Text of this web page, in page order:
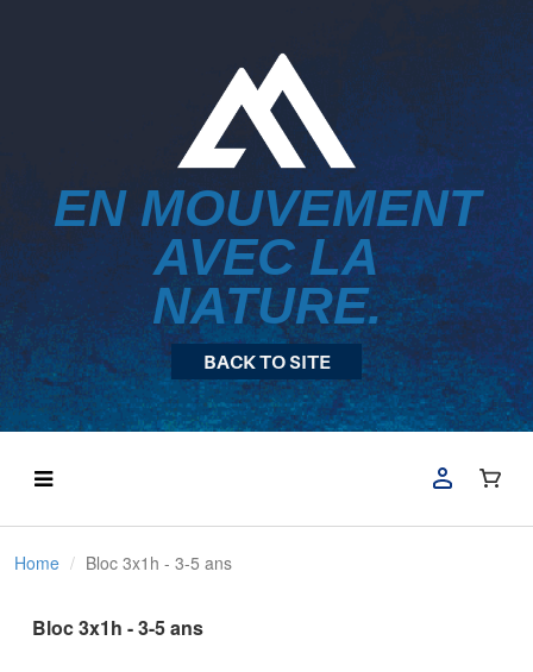
EN MOUVEMENT
AVEC LA
NATURE.
BACK TO SITE
Home Bloc 3x1h - 3-5 ans
Bloc 3x1h - 3-5 ans